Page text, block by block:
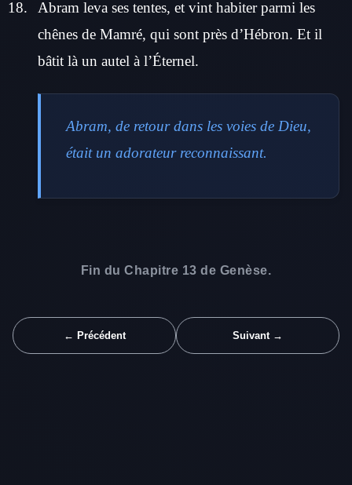
Abram leva ses tentes, et vint habiter parmi les
chênes de Mamré, qui sont près d’Hébron. Et il
bâtit là un autel à l’Éternel.
Abram, de retour dans les voies de Dieu,
était un adorateur reconnaissant.
Fin du Chapitre 13 de Genèse.
← Précédent Suivant →